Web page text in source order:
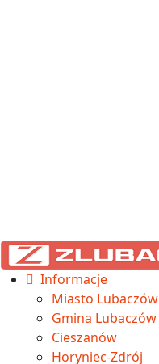
Informacje
Miasto Lubaczów
Gmina Lubaczów
Cieszanów
Horyniec-Zdrój